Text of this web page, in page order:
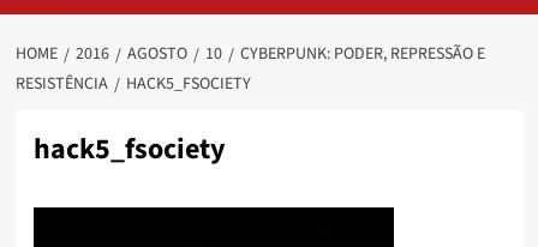
HOME 2016 AGOSTO 10
CYBERPUNK: PODER, REPRESSÃO E
RESISTÊNCIA
HACK5_FSOCIETY
hack5_fsociety